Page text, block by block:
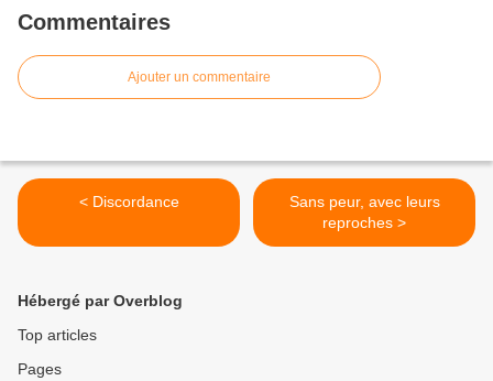
Commentaires
Ajouter un commentaire
< Discordance
Sans peur, avec leurs
reproches >
Hébergé par Overblog
Top articles
Pages